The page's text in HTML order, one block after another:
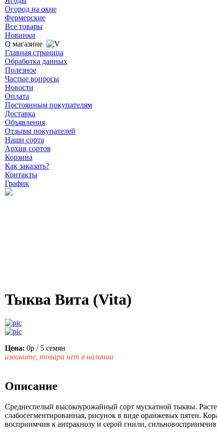
Огород на окне
Фермерские
Все товары
Новинки
О магазине
Главная страница
Обработка данных
Полезное
Частые вопросы
Новости
Оплата
Постоянным покупателям
Доставка
Объявления
Отзывы покупателей
Наши сорта
Архив сортов
Корзина
Как заказать?
Контакты
График
Тыква Вита (Vita)
Цена: 0р / 5 семян
извините, товара нет в наличии
Описание
Среднеспелый высокоурожайный сорт мускатной тыквы.
слабосегментированная, рисунок в виде оранжевых пятен.
восприимчив к антракнозу и серой гнили,